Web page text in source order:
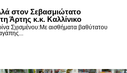
στον Σεβασμιώτατο
Άρτης κ.κ. Καλλίνικο
Σχισμένου:Με αισθήματα βαθύτατου